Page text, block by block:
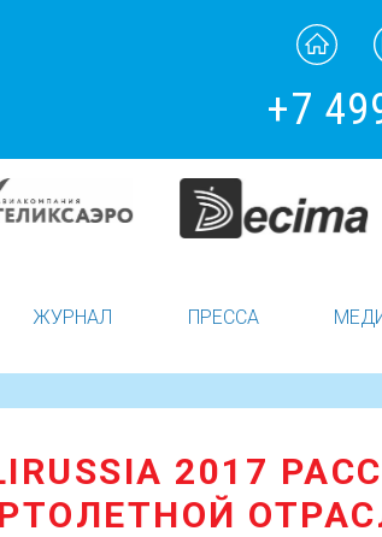
+7
ЖУРНАЛ ПРЕССА
2017